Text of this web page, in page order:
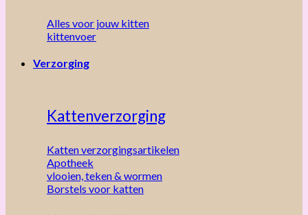
Alles voor jouw kitten
kittenvoer
Verzorging
Kattenverzorging
Katten verzorgingsartikelen
Apotheek
vlooien, teken & wormen
Borstels voor katten